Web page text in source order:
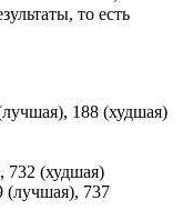
то есть
188 (худшая)
732 (худшая)
(лучшая), 737